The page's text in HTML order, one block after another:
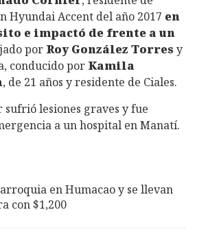
Hyundai Accent del año 2017 en
e impactó de frente a un
por Roy González Torres y
conducido por Kamila
, de 21 años y residente de Ciales.
lesiones graves y fue
a un hospital en Manatí.
en Humacao y se llevan
con $1,200